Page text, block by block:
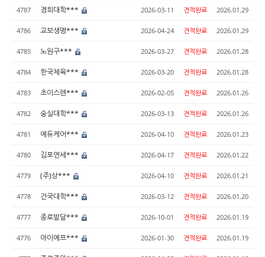
4787 경희대학*** 2026-03-11 견적완료 2026.01.29
4786 교보생명*** 2026-04-24 견적완료 2026.01.29
4785 노원구*** 2026-03-27 견적완료 2026.01.28
4784 한국체육*** 2026-03-20 견적완료 2026.01.28
4783 초이스렌*** 2026-02-05 견적완료 2026.01.26
4782 숭실대학*** 2026-03-13 견적완료 2026.01.26
4781 에듀케어*** 2026-04-10 견적완료 2026.01.23
4780 김포연세*** 2026-04-17 견적완료 2026.01.22
4779 (주)상*** 2026-04-10 견적완료 2026.01.21
4778 건국대학*** 2026-03-12 견적완료 2026.01.20
4777 종로발달*** 2026-10-01 견적완료 2026.01.19
4776 아이에프*** 2026-01-30 견적완료 2026.01.19